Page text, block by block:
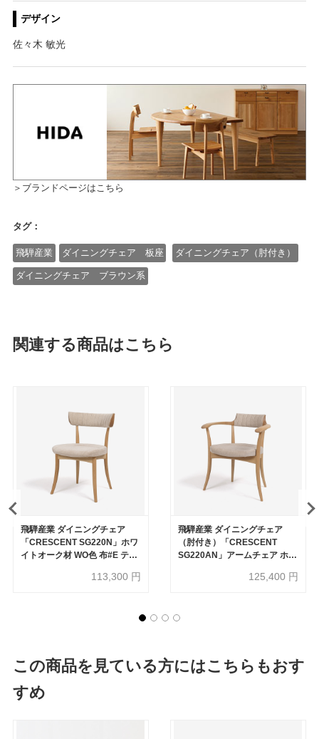
デザイン
佐々木 敏光
＞ブランドページはこちら
タグ：
飛騨産業 ダイニングチェア 板座 ダイニングチェア（肘付き）
ダイニングチェア ブラウン系
関連する商品はこちら
飛騨産業 ダイニングチェア
「CRESCENT SG220N」ホワ
イトオーク材 WO色 布#E テン
113,300 円
飛騨産業 ダイニングチェア
（肘付き）「CRESCENT
SG220AN」アームチェア ホワ
ドBE【受注生産品】125,400 円
この商品を見ている方にはこちらもおす
すめ